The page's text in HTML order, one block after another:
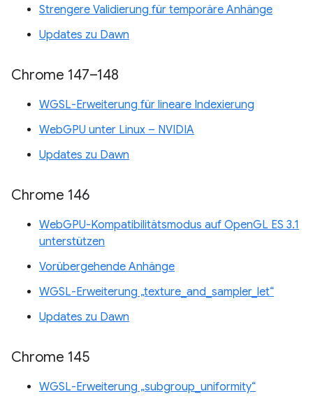
Strengere Validierung für temporäre Anhänge
Updates zu Dawn
Chrome 147–148
WGSL-Erweiterung für lineare Indexierung
WebGPU unter Linux – NVIDIA
Updates zu Dawn
Chrome 146
WebGPU-Kompatibilitätsmodus auf OpenGL ES 3.1
unterstützen
Vorübergehende Anhänge
WGSL-Erweiterung „texture_and_sampler_let“
Updates zu Dawn
Chrome 145
WGSL-Erweiterung „subgroup_uniformity“